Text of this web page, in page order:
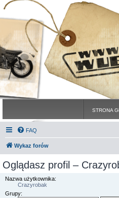
STRONA
FAQ
Wykaz forów
Oglądasz profil –
Nazwa użytkownika:
Crazyrobak
Grupy: